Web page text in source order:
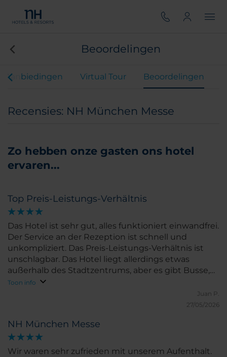
Beoordelingen
Aanbiedingen Virtual Tour Beoordelingen
Recensies: NH München Messe
Zo hebben onze gasten ons hotel
ervaren...
Top Preis-Leistungs-Verhältnis
Das Hotel ist sehr gut, alles funktioniert einwandfrei.
Der Service an der Rezeption ist schnell und
unkompliziert. Das Preis-Leistungs-Verhältnis ist
unschlagbar. Das Hotel liegt allerdings etwas
außerhalb des Stadtzentrums, aber es gibt Busse,
die entweder zum U-Bahnhof oder direkt ins
Zentrum fahren. Wenn man also ein gutes Hotel zu
einem guten Preis möchte, ist das hier eine sehr
Toon info
Juan P.
27/05/2026
NH München Messe
Wir waren sehr zufrieden mit unserem Aufenthalt.